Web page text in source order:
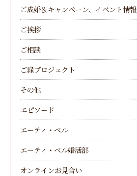
ご成婚＆キャンペーン、イベント情報
ご挨拶
ご相談
ご縁プロジェクト
その他
エピソード
エーティ・ベル
エーティ・ベル婚活部
オンラインお見合い